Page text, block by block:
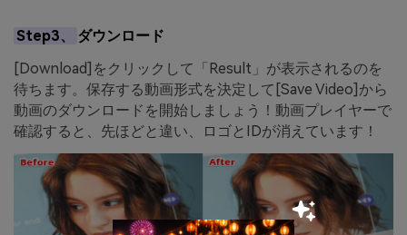
Step3、
ダウンロード
[Download]をクリックして「Result」が表示されるのを
待ちます。保存する動画形式を決定して[Save Video]から
動画のダウンロードを開始しましょう！動画プレイヤーで
確認すると、先ほどと違い、ロゴとIDが消えています！